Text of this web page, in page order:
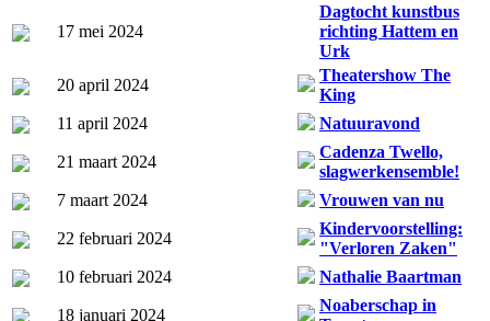
17 mei 2024
Dagtocht kunstbus
richting Hattem en
Urk
20 april 2024
Theatershow The
King
11 april 2024
Natuuravond
21 maart 2024
Cadenza Twello,
slagwerkensemble!
7 maart 2024
Vrouwen van nu
22 februari 2024
Kindervoorstelling:
"Verloren Zaken"
10 februari 2024
Nathalie Baartman
18 januari 2024
Noaberschap in